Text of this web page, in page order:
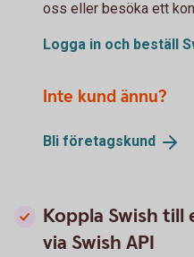
oss eller besöka ett
Logga in och beställ
Inte kund ännu?
Bli företagskund
Koppla Swish
via Swish API